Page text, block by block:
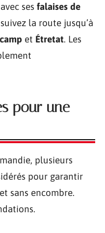
avec ses falaises de
la route jusqu’à
et Étretat. Les
pour une
plusieurs
pour garantir
sans encombre.